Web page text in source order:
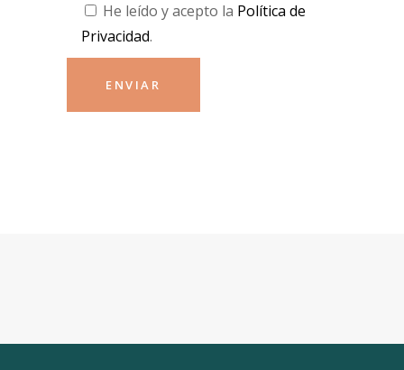
He leído y acepto la Política de
Privacidad.